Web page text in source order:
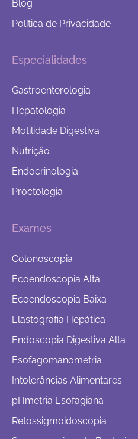
Blog
Política de Privacidade
Especialidades
Gastroenterologia
Hepatologia
Motilidade Digestiva
Nutrição
Endocrinologia
Proctologia
Exames
Colonoscopia
Ecoendoscopia Alta
Ecoendoscopia Baixa
Elastografia Hepática
Endoscopia Digestiva Alta
Esofagomanometria
Intolerâncias Alimentares
pHmetria Esofagiana
Retossigmoidoscopia